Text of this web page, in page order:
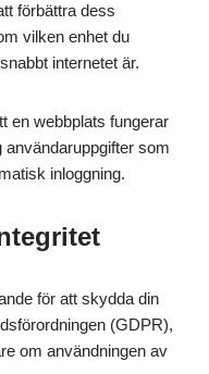
förbättra dess
vilken enhet du
internetet är.
en webbplats fungerar
som
inloggning.
för att skydda din
(GDPR),
om användningen av